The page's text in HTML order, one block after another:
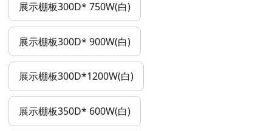
展示棚板300D* 750W(白)
展示棚板300D* 900W(白)
展示棚板300D*1200W(白)
展示棚板350D* 600W(白)